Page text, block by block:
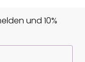
und 10%